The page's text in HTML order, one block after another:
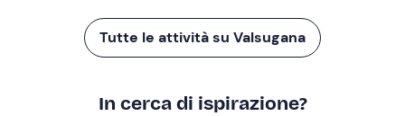
Tutte le attività su Valsugana
In cerca di ispirazione?